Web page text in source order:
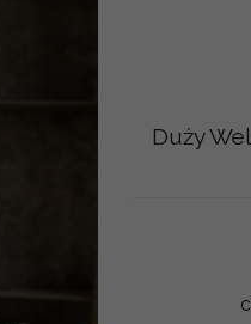
Duży